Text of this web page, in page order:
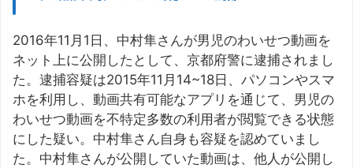
2016年11月1日、中村隼さんが男児のわいせつ動画を
ネット上に公開したとして、京都府警に逮捕されまし
た。逮捕容疑は2015年11月14~18日、パソコンやスマ
ホを利用し、動画共有可能なアプリを通じて、男児の
わいせつ動画を不特定多数の利用者が閲覧できる状態
にした疑い。中村隼さん自身も容疑を認めていまし
た。中村隼さんが公開していた動画は、他人が公開し